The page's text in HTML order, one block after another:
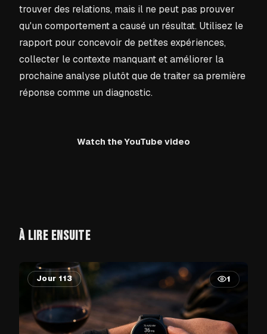
trouver des relations, mais il ne peut pas prouver
qu'un comportement a causé un résultat. Utilisez le
rapport pour concevoir de petites expériences,
collecter le contexte manquant et améliorer la
prochaine analyse plutôt que de traiter sa première
réponse comme un diagnostic.
Watch the YouTube video
À LIRE ENSUITE
Jour 113 1